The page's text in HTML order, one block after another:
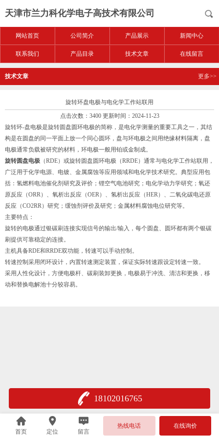
天津市兰力科化学电子高技术有限公司
网站首页 公司简介 产品展示 新闻中心
联系我们 产品目录 技术文章 在线留言
技术文章 更多>>
旋转环盘电极与电化学工作站联用
点击次数：3400 更新时间：2024-11-23
旋转环-盘电极是旋转圆盘圆环电极的简称，是电化学测量的重要工具之一，其结
构是在圆盘的同一平面上放一个同心圆环，盘与环电极之间用绝缘材料隔离，盘
电极通常负载被研究的材料，环电极一般用铂或金制成。
旋转圆盘电极 （RDE）或旋转圆盘圆环电极（RRDE）通常与电化学工作站联用，
广泛用于化学电源、电镀、金属腐蚀等应用领域和电化学技术研究。典型应用包
括：氢燃料电池催化剂研究及评价；锂空气电池研究；电化学动力学研究；氧还
原反应（ORR）、氧析出反应（OER）、氢析出反应（HER）、二氧化碳电还原
反应（CO2RR）研究；缓蚀剂评价及研究；金属材料腐蚀电位研究等。
主要特点：
旋转的电极通过银碳刷连接实现信号的输出/输入，每个圆盘、圆环都有两个银碳
刷提供可靠稳定的连接。
主机具备RDE和RRDE双功能，转速可以手动控制。
转速控制采用闭环设计，内置转速测定装置，保证实际转速跟设定转速一致。
采用人性化设计，方便电极杆、碳刷装卸更换，电极易于冲洗、清洁和更换，移
动和替换电解池十分较容易。
18102016765
首页 定位 留言
热线电话 在线询价